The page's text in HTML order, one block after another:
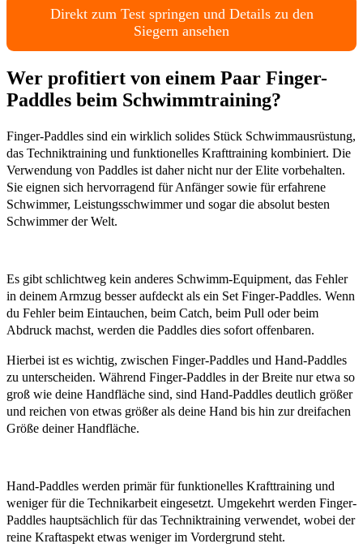
Direkt zum Test springen und Details zu den
Siegern ansehen
Wer profitiert von einem Paar Finger-
Paddles beim Schwimmtraining?
Finger-Paddles sind ein wirklich solides Stück Schwimmausrüstung,
das Techniktraining und funktionelles Krafttraining kombiniert. Die
Verwendung von Paddles ist daher nicht nur der Elite vorbehalten.
Sie eignen sich hervorragend für Anfänger sowie für erfahrene
Schwimmer, Leistungsschwimmer und sogar die absolut besten
Schwimmer der Welt.
Es gibt schlichtweg kein anderes Schwimm-Equipment, das Fehler
in deinem Armzug besser aufdeckt als ein Set Finger-Paddles. Wenn
du Fehler beim Eintauchen, beim Catch, beim Pull oder beim
Abdruck machst, werden die Paddles dies sofort offenbaren.
Hierbei ist es wichtig, zwischen Finger-Paddles und Hand-Paddles
zu unterscheiden. Während Finger-Paddles in der Breite nur etwa so
groß wie deine Handfläche sind, sind Hand-Paddles deutlich größer
und reichen von etwas größer als deine Hand bis hin zur dreifachen
Größe deiner Handfläche.
Hand-Paddles werden primär für funktionelles Krafttraining und
weniger für die Technikarbeit eingesetzt. Umgekehrt werden Finger-
Paddles hauptsächlich für das Techniktraining verwendet, wobei der
reine Kraftaspekt etwas weniger im Vordergrund steht.